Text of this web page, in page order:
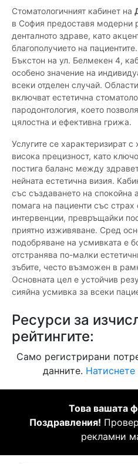
Стоматологичният кабинет на
в София предоставя модерни
денталното здраве, като
благополучието на
Бъкстон на ул. Белмекен 4,
особено значение на
всеки отделен случай.
включват естетична
пародонтология, което
цялостна и ефективна грижа.
Услугите се характеризират с
висока прецизност, като
постига баланс между
нейната естетична визия.
със създаването на спокойна
помага на пациенти със страх
интервенции, превръщайки
приятно изживяване. Сред
подобряване на усмивката е
отстранява по-малки
зъбите, често възможен в
Основната цел е устойчив
сияйна усмивка за всеки
Ресурси за
рейтингите:
Само регистрирани
данните. Натиснете
Това вашата
Поздравления!
рекламни